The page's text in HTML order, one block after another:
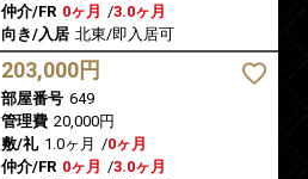
仲介/FR 0ヶ月 /3.0ヶ月
向き/入居 北東/即入居可
203,000円
部屋番号 649
管理費 20,000円
敷/礼 1.0ヶ月 /0ヶ月
仲介/FR 0ヶ月 /3.0ヶ月